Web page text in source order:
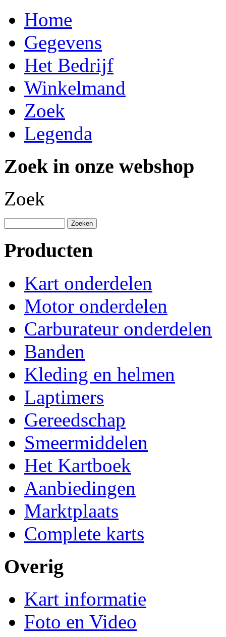
Home
Gegevens
Het Bedrijf
Winkelmand
Zoek
Legenda
Zoek in onze webshop
Zoek
Producten
Kart onderdelen
Motor onderdelen
Carburateur onderdelen
Banden
Kleding en helmen
Laptimers
Gereedschap
Smeermiddelen
Het Kartboek
Aanbiedingen
Marktplaats
Complete karts
Overig
Kart informatie
Foto en Video